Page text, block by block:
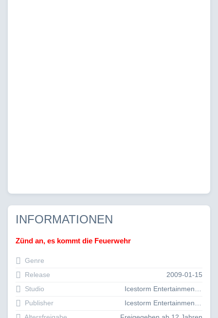
INFORMATIONEN
Zünd an, es kommt die Feuerwehr
Genre
Release
2009-01-15
Studio
Publisher